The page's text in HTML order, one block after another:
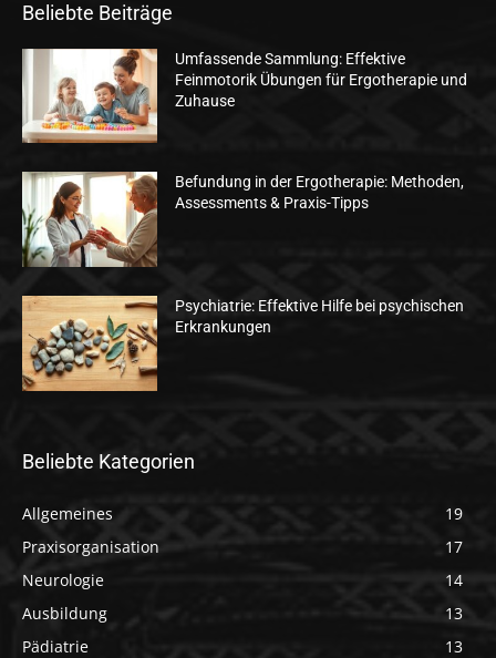
Beliebte Beiträge
Umfassende Sammlung: Effektive
Feinmotorik Übungen für Ergotherapie und
Zuhause
Befundung in der Ergotherapie: Methoden,
Assessments & Praxis-Tipps
Psychiatrie: Effektive Hilfe bei psychischen
Erkrankungen
Beliebte Kategorien
Allgemeines
19
Praxisorganisation
17
Neurologie
14
Ausbildung
13
Pädiatrie
13